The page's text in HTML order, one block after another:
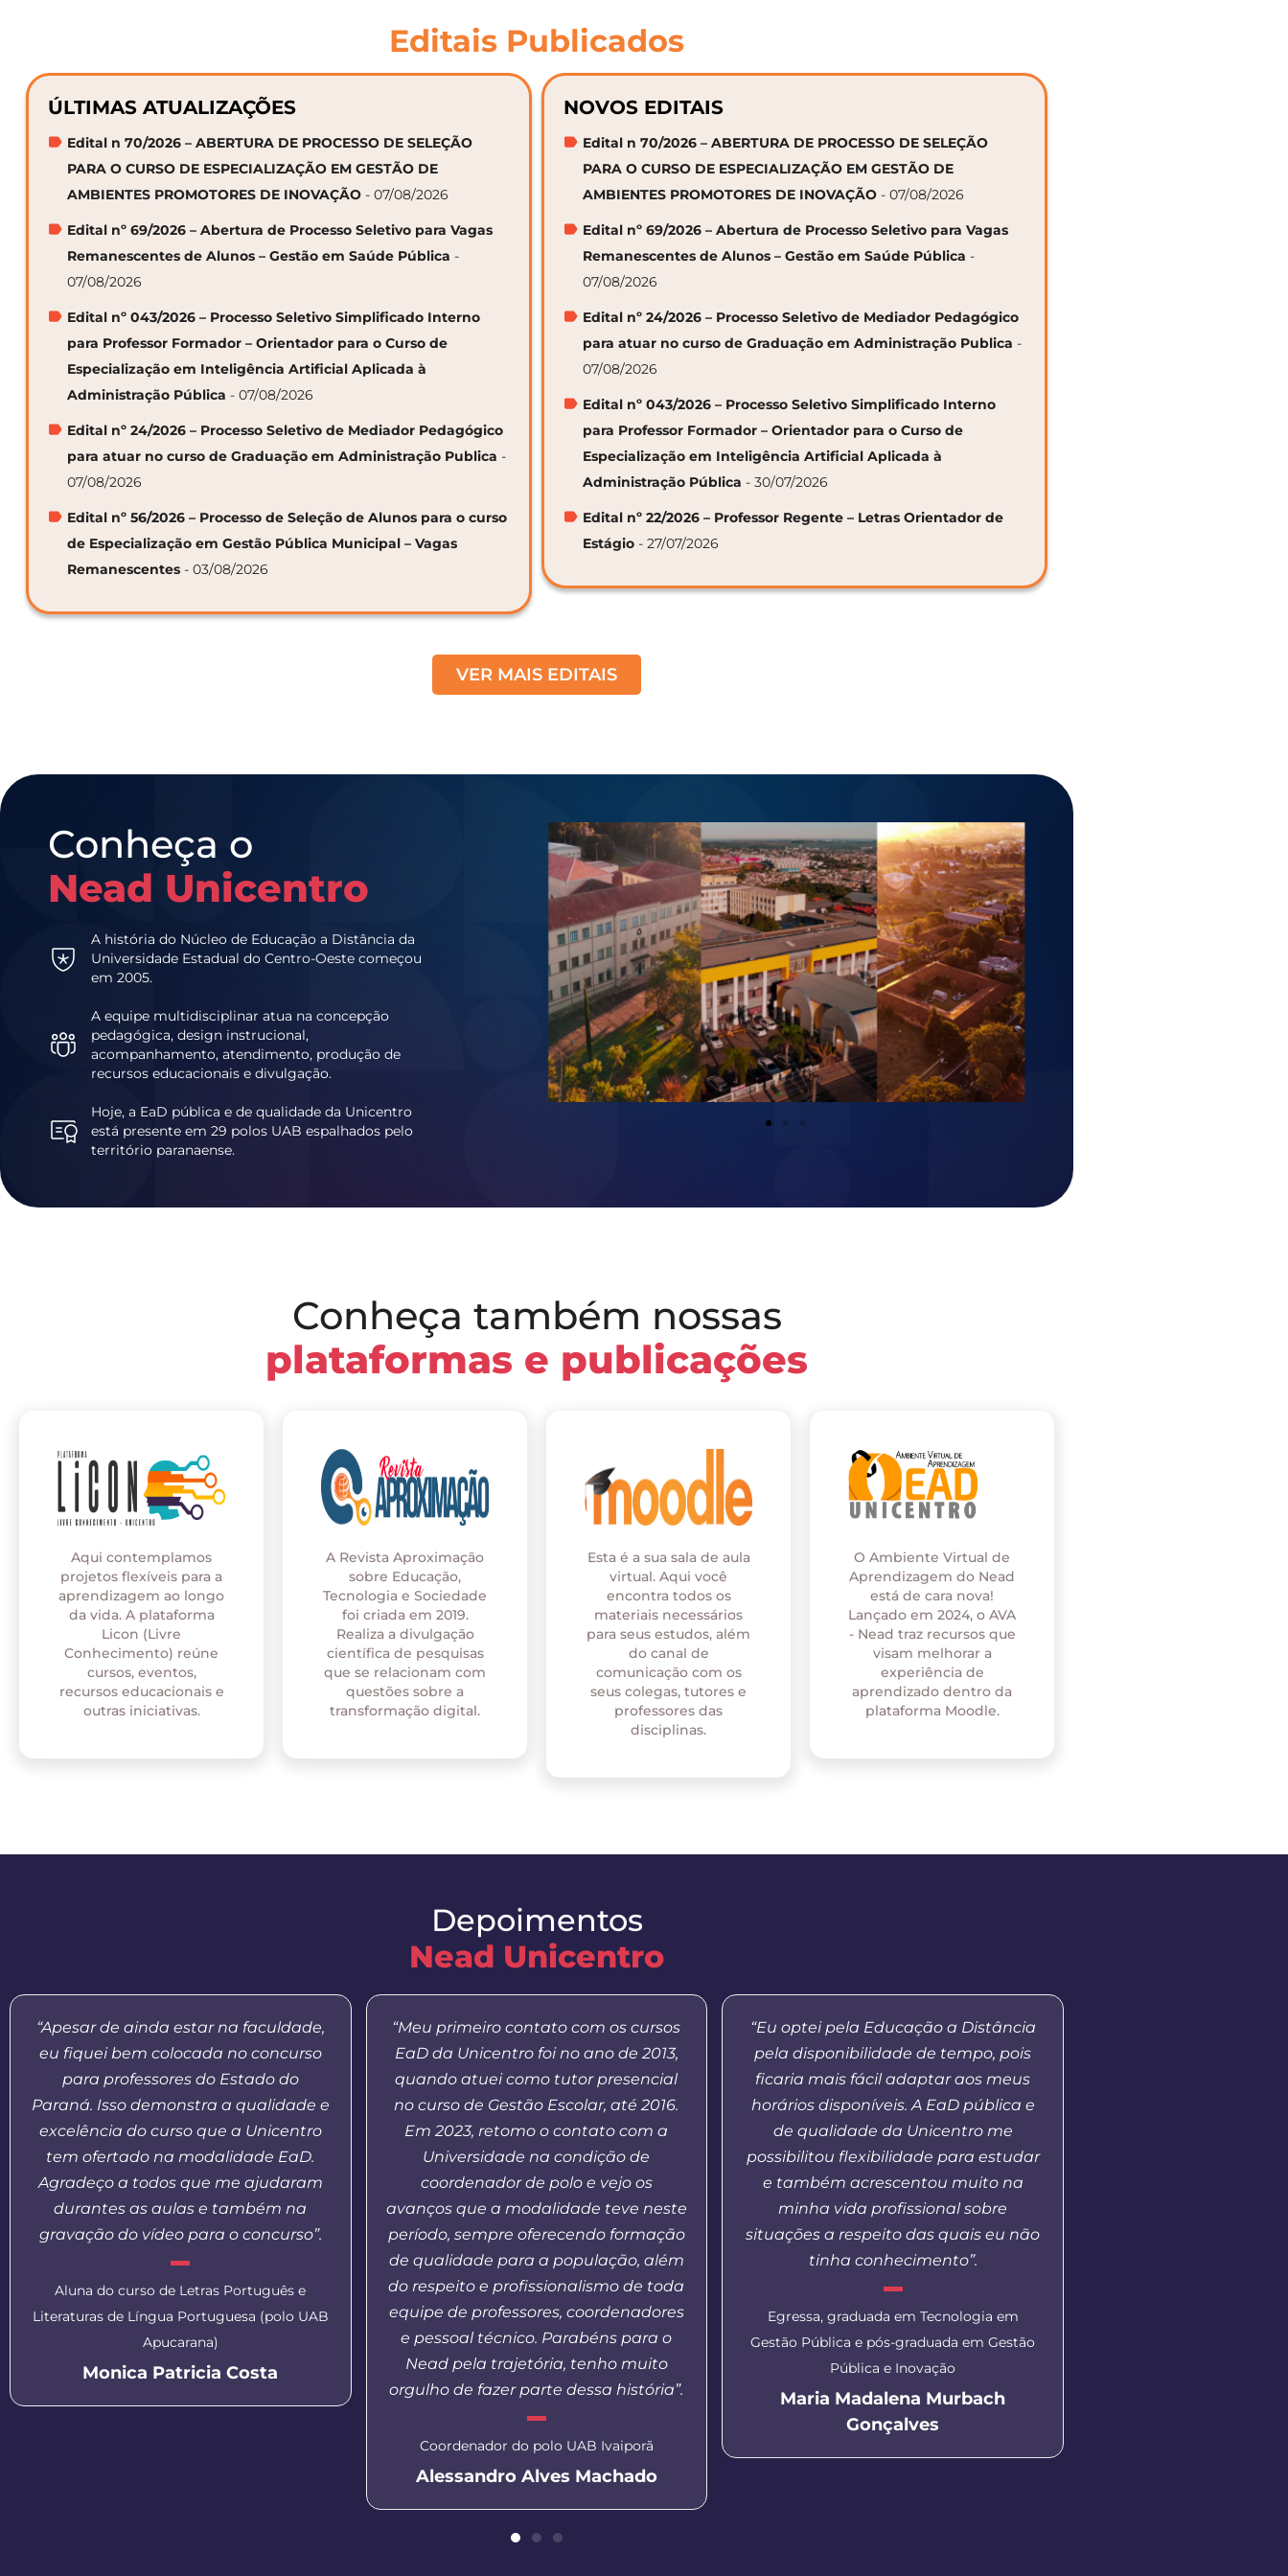
Editais Publicados
ÚLTIMAS ATUALIZAÇÕES
Edital n 70/2026 – ABERTURA DE PROCESSO DE SELEÇÃO
PARA O CURSO DE ESPECIALIZAÇÃO EM GESTÃO DE
AMBIENTES PROMOTORES DE INOVAÇÃO - 07/08/2026
Edital nº 69/2026 – Abertura de Processo Seletivo para Vagas
Remanescentes de Alunos – Gestão em Saúde Pública -
07/08/2026
Edital nº 043/2026 – Processo Seletivo Simplificado Interno
para Professor Formador – Orientador para o Curso de
Especialização em Inteligência Artificial Aplicada à
Administração Pública - 07/08/2026
Edital nº 24/2026 – Processo Seletivo de Mediador Pedagógico
para atuar no curso de Graduação em Administração Publica -
07/08/2026
Edital nº 56/2026 – Processo de Seleção de Alunos para o curso
de Especialização em Gestão Pública Municipal – Vagas
Remanescentes - 03/08/2026
NOVOS EDITAIS
Edital n 70/2026 – ABERTURA DE PROCESSO DE SELEÇÃO
PARA O CURSO DE ESPECIALIZAÇÃO EM GESTÃO DE
AMBIENTES PROMOTORES DE INOVAÇÃO - 07/08/2026
Edital nº 69/2026 – Abertura de Processo Seletivo para Vagas
Remanescentes de Alunos – Gestão em Saúde Pública -
07/08/2026
Edital nº 24/2026 – Processo Seletivo de Mediador Pedagógico
para atuar no curso de Graduação em Administração Publica -
07/08/2026
Edital nº 043/2026 – Processo Seletivo Simplificado Interno
para Professor Formador – Orientador para o Curso de
Especialização em Inteligência Artificial Aplicada à
Administração Pública - 30/07/2026
Edital nº 22/2026 – Professor Regente – Letras Orientador de
Estágio - 27/07/2026
VER MAIS EDITAIS
Conheça o
Nead Unicentro
A história do Núcleo de Educação a Distância da
Universidade Estadual do Centro-Oeste começou
em 2005.
A equipe multidisciplinar atua na concepção
pedagógica, design instrucional,
acompanhamento, atendimento, produção de
recursos educacionais e divulgação.
Hoje, a EaD pública e de qualidade da Unicentro
está presente em 29 polos UAB espalhados pelo
território paranaense.
Conheça também nossas
plataformas e publicações
Aqui contemplamos
projetos flexíveis para a
aprendizagem ao longo
da vida. A plataforma
Licon (Livre
Conhecimento) reúne
cursos, eventos,
recursos educacionais e
outras iniciativas.
A Revista Aproximação
sobre Educação,
Tecnologia e Sociedade
foi criada em 2019.
Realiza a divulgação
científica de pesquisas
que se relacionam com
questões sobre a
transformação digital.
Esta é a sua sala de aula
virtual. Aqui você
encontra todos os
materiais necessários
para seus estudos, além
do canal de
comunicação com os
seus colegas, tutores e
professores das
disciplinas.
O Ambiente Virtual de
Aprendizagem do Nead
está de cara nova!
Lançado em 2024, o AVA
- Nead traz recursos que
visam melhorar a
experiência de
aprendizado dentro da
plataforma Moodle.
Depoimentos
Nead Unicentro
“Apesar de ainda estar na faculdade,
eu fiquei bem colocada no concurso
para professores do Estado do
Paraná. Isso demonstra a qualidade e
excelência do curso que a Unicentro
tem ofertado na modalidade EaD.
Agradeço a todos que me ajudaram
durantes as aulas e também na
gravação do vídeo para o concurso”.
Aluna do curso de Letras Português e
Literaturas de Língua Portuguesa (polo UAB
Apucarana)
Monica Patricia Costa
“Meu primeiro contato com os cursos
EaD da Unicentro foi no ano de 2013,
quando atuei como tutor presencial
no curso de Gestão Escolar, até 2016.
Em 2023, retomo o contato com a
Universidade na condição de
coordenador de polo e vejo os
avanços que a modalidade teve neste
período, sempre oferecendo formação
de qualidade para a população, além
do respeito e profissionalismo de toda
equipe de professores, coordenadores
e pessoal técnico. Parabéns para o
Nead pela trajetória, tenho muito
orgulho de fazer parte dessa história”.
Coordenador do polo UAB Ivaiporã
Alessandro Alves Machado
“Eu optei pela Educação a Distância
pela disponibilidade de tempo, pois
ficaria mais fácil adaptar aos meus
horários disponíveis. A EaD pública e
de qualidade da Unicentro me
possibilitou flexibilidade para estudar
e também acrescentou muito na
minha vida profissional sobre
situações a respeito das quais eu não
tinha conhecimento”.
Egressa, graduada em Tecnologia em
Gestão Pública e pós-graduada em Gestão
Pública e Inovação
Maria Madalena Murbach
Gonçalves